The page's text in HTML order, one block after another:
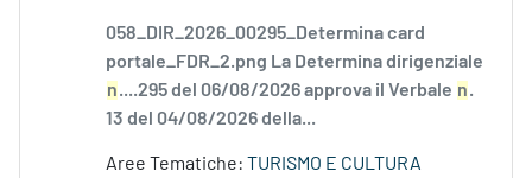
058_DIR_2026_00295_Determina card
portale_FDR_2.png La Determina dirigenziale
n....295 del 06/08/2026 approva il Verbale n.
13 del 04/08/2026 della...
Aree Tematiche: TURISMO E CULTURA